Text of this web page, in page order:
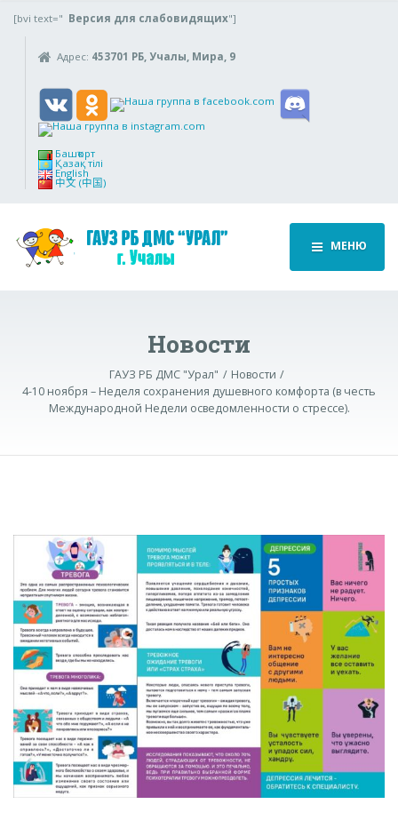
[bvi text=" Версия для слабовидящих"]
Адрес: 453701 РБ, Учалы, Мира, 9
Башҡорт
Қазақ тілі
English
中文 (中国)
МЕНЮ
Новости
ГАУЗ РБ ДМС "Урал"
Новости
4-10 ноября – Неделя сохранения душевного комфорта (в честь
Международной Недели осведомленности о стрессе).